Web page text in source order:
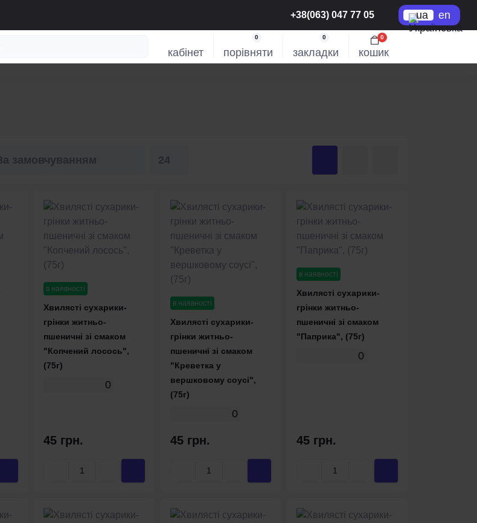
+38(063) 047 77 05 ua en
кабінет порівняти
0
закладки
0
кошик
0
в наявності
Хвилясті сухарики-
грінки житньо-
пшеничні зі смаком
"Копчений лосось",
(75г)
0
45 грн.
в наявності
Хвилясті сухарики-
грінки житньо-
пшеничні зі смаком
"Креветка у
вершковому соусі",
(75г)
0
45 грн.
в наявності
Хвилясті сухарики-
грінки житньо-
пшеничні зі смаком
"Паприка", (75г)
0
45 грн.